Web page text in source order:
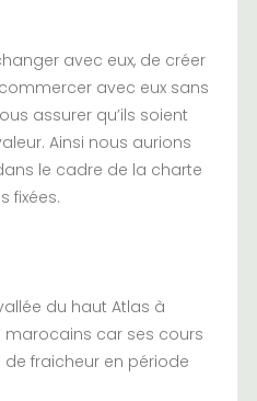
avec eux, de créer
avec eux sans
assurer qu’ils soient
Ainsi nous aurions
le cadre de la charte
fixées.
du haut Atlas à
marocains car ses cours
fraicheur en période